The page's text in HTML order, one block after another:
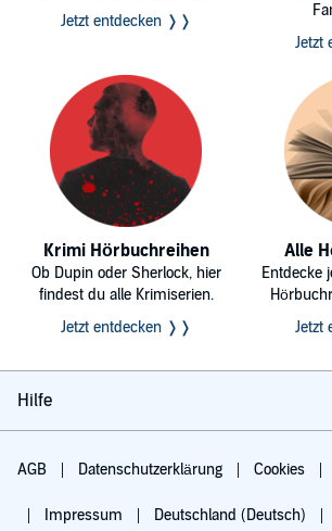
Jetzt entdecken ❭❭
Jetzt
Krimi Hörbuchreihen
Ob Dupin oder Sherlock, hier
findest du alle Krimiserien.
Jetzt entdecken ❭❭
Alle
Entdecke
Jetzt
Hilfe
AGB Datenschutzerklärung Cookies
Impressum Deutschland (Deutsch)